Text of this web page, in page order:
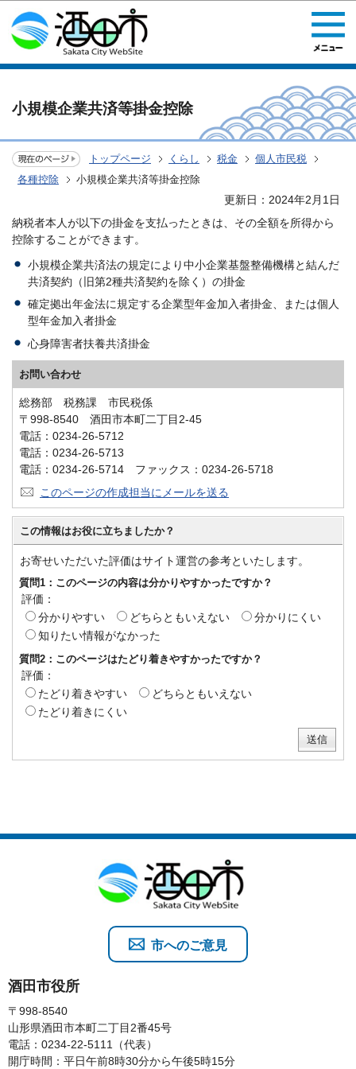
このページの本文へ移動
小規模企業共済等掛金控除
トップページ くらし 税金
個人市民税
各種控除
小規模企業共済等掛金控除
更新日：2024年2月1日
納税者本人が以下の掛金を支払ったときは、その全額を所得から
控除することができます。
小規模企業共済法の規定により中小企業基盤整備機構と結んだ
共済契約（旧第2種共済契約を除く）の掛金
確定拠出年金法に規定する企業型年金加入者掛金、または個人
型年金加入者掛金
心身障害者扶養共済掛金
お問い合わせ
総務部 税務課 市民税係
〒998-8540 酒田市本町二丁目2-45
電話：0234-26-5712
電話：0234-26-5713
電話：0234-26-5714 ファックス：0234-26-5718
このページの作成担当にメールを送る
この情報はお役に立ちましたか？
お寄せいただいた評価はサイト運営の参考といたします。
質問1：このページの内容は分かりやすかったですか？
評価：
分かりやすい
どちらともいえない
分かりにくい
知りたい情報がなかった
質問2：このページはたどり着きやすかったですか？
評価：
たどり着きやすい
どちらともいえない
たどり着きにくい
酒田市役所
〒998-8540
山形県酒田市本町二丁目2番45号
電話：0234-22-5111（代表）
開庁時間：平日午前8時30分から午後5時15分
市へのご意見